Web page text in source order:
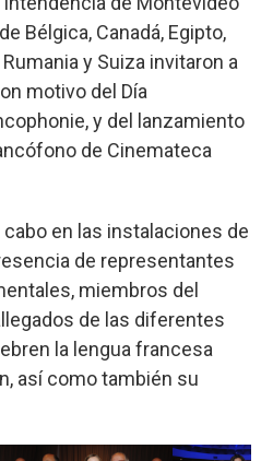
Bélgica, Canadá, Egipto,
y Suiza invitaron a
motivo del Día
y del lanzamiento
de Cinemateca
en las instalaciones de
de representantes
miembros del
de las diferentes
la lengua francesa
así como también su